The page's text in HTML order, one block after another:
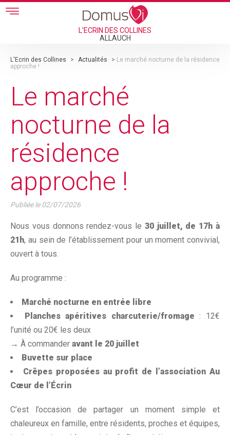
Skip to main content
L'ECRIN DES COLLINES
ALLAUCH
L'Ecrin des Collines > Actualités > Le marché nocturne de la résidence
approche !
Le marché
nocturne de la
résidence
approche !
Publiée le02/07/2026
Nous vous donnons rendez-vous le 30 juillet, de 17h à
21h, au sein de l’établissement pour un moment convivial,
ouvert à tous.
Au programme :
Marché nocturne en entrée libre
Planches apéritives charcuterie/fromage : 12€
l’unité ou 20€ les deux
→ À commander avant le 20 juillet
Buvette sur place
Crêpes proposées au profit de l’association Au
Cœur de l’Écrin
C’est l’occasion de partager un moment simple et
chaleureux en famille, entre résidents, proches et équipes,